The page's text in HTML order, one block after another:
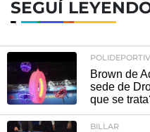
SEGUÍ
Brown de
sede de
que se
BILLAR